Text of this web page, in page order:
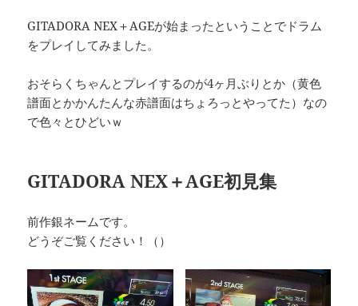
GITADORA NEX＋AGEが始まったということでドラム
をプレイしてみました。
おそらくちゃんとプレイするのが4ヶ月ぶりとか（黄色
譜面とかかんたんな赤譜面はちょろっとやってた）なの
で色々とひどいｗ
GITADORA NEX＋AGE初見集
前作銀ネームです。
どうぞご覧ください！（）